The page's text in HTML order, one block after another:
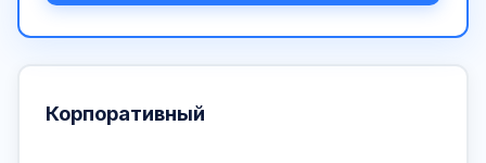
Корпоративный